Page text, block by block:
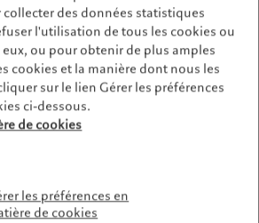
climatique.
le rôle que nous devons
entreprises et les Etats
activités et leurs politiques
convaincus qu’en plus de
risques systémiques et les
cet accompagnement sera
terme pour nos clients et pour
des données statistiques
l'utilisation de tous les cookies ou
ou pour obtenir de plus amples
cookies et la manière dont nous les
sur le lien Gérer les préférences
ci-dessous.
de cookies
les préférences en
de cookies